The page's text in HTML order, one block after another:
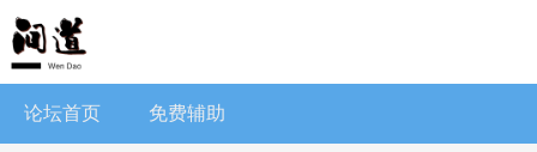
论坛首页 免费辅助